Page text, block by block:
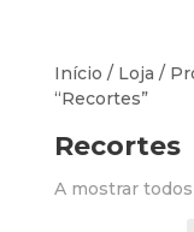
Início / Loja /
“Recortes”
Recortes
A mostrar